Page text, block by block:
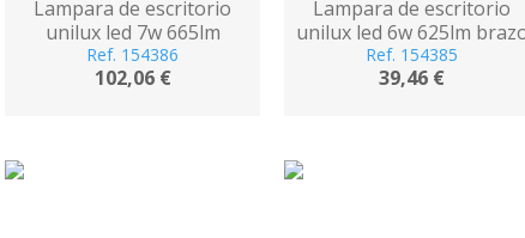
Lampara de escritorio
unilux led 7w 665lm
cabezal giro 360ºbrazo 3
articulaciones
Ref. 154386
102,06 €
Lampara de escritorio
unilux led 6w 625lm
flexible rojo
Ref. 154385
39,46 €